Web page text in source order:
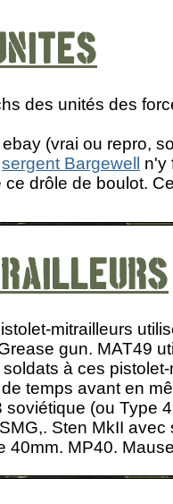
des unités des
(vrai ou repro,
sergent Bargewell
n'y
drôle de boulot.
mitrailleurs
gun. MAT49
à ces
temps avant en
(ou Type
Sten MkII
40mm. MP40.